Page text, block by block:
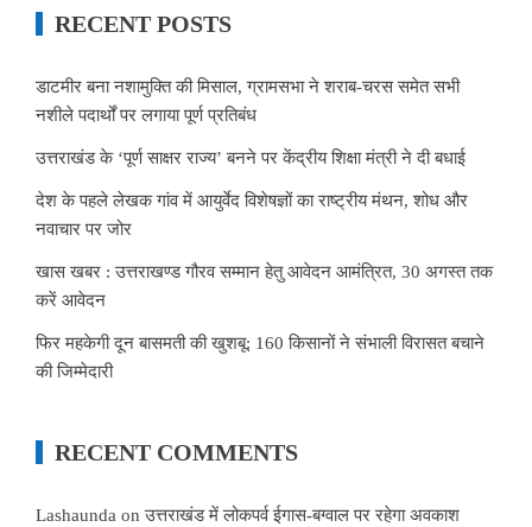
RECENT POSTS
डाटमीर बना नशामुक्ति की मिसाल, ग्रामसभा ने शराब-चरस समेत सभी
नशीले पदार्थों पर लगाया पूर्ण प्रतिबंध
उत्तराखंड के ‘पूर्ण साक्षर राज्य’ बनने पर केंद्रीय शिक्षा मंत्री ने दी बधाई
देश के पहले लेखक गांव में आयुर्वेद विशेषज्ञों का राष्ट्रीय मंथन, शोध और
नवाचार पर जोर
खास खबर : उत्तराखण्ड गौरव सम्मान हेतु आवेदन आमंत्रित, 30 अगस्त तक
करें आवेदन
फिर महकेगी दून बासमती की खुशबू: 160 किसानों ने संभाली विरासत बचाने
की जिम्मेदारी
RECENT COMMENTS
Lashaunda onउत्तराखंड में लोकपर्व ईगास-बग्वाल पर रहेगा अवकाश